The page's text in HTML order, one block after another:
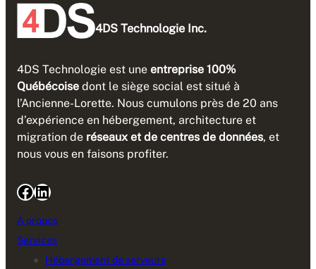
4DS Technologie Inc.
4DS Technologie est une entreprise 100%
Québécoise dont le siège social est situé à
l’Ancienne-Lorette. Nous cumulons près de 20 ans
d’expérience en hébergement, architecture et
migration de réseaux et de centres de données, et
nous vous en faisons profiter.
Facebook LinkedIn
À propos
Services
Hébergement de serveurs